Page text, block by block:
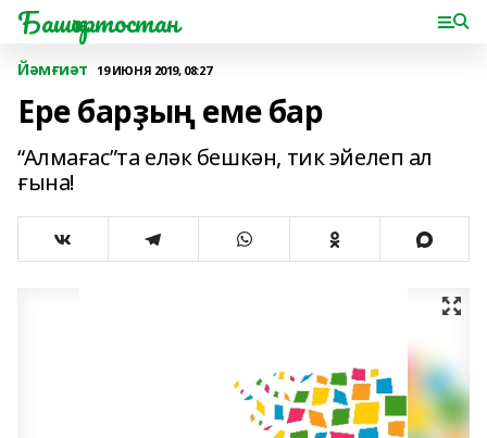
Башҡортостан
Йәмғиәт 19 ИЮНЯ 2019, 08:27
Ере барҙың еме бар
“Алмағас”та еләк бешкән, тик эйелеп ал
ғына!